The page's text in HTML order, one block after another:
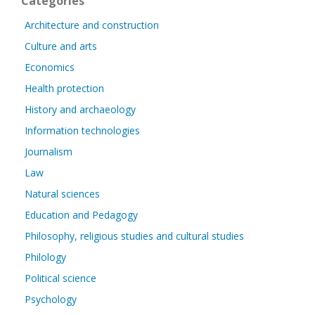
Architecture and construction
Culture and arts
Economics
Health protection
History and archaeology
Information technologies
Journalism
Law
Natural sciences
Education and Pedagogy
Philosophy, religious studies and cultural studies
Philology
Political science
Psychology